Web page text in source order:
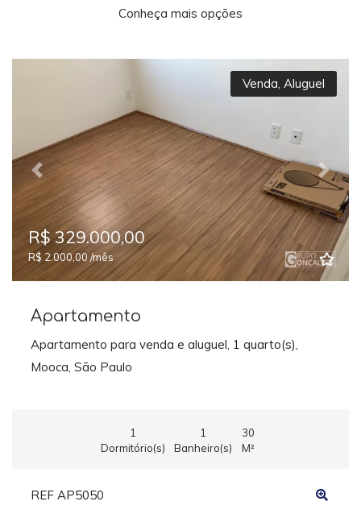
Conheça mais opções
Previous Next
Venda Aluguel
R$ 329.000,00
R$ 2.000,00 /mês
Apartamento
Apartamento para venda e aluguel, 1 quarto(s),
Mooca, São Paulo
1
Dormitório(s)
1
Banheiro(s)
30
M²
REF AP5050